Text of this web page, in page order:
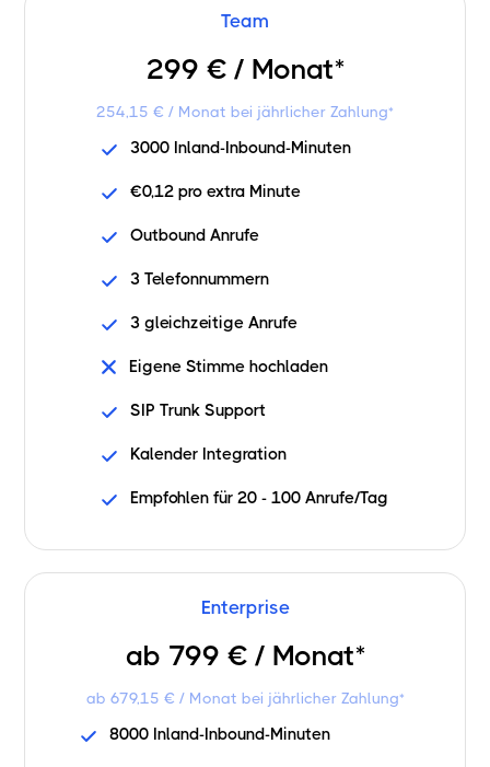
Team
299 € / Monat*
254,15 € / Monat bei jährlicher Zahlung*
3000 Inland-Inbound-Minuten
€0,12 pro extra Minute
Outbound Anrufe
3 Telefonnummern
3 gleichzeitige Anrufe
Eigene Stimme hochladen
SIP Trunk Support
Kalender Integration
Empfohlen für 20 - 100 Anrufe/Tag
Enterprise
ab 799 € / Monat*
ab 679,15 € / Monat bei jährlicher Zahlung*
8000 Inland-Inbound-Minuten